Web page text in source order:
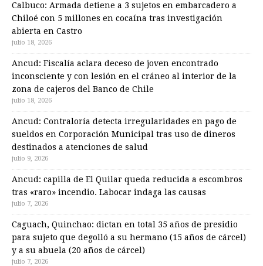
Calbuco: Armada detiene a 3 sujetos en embarcadero a
Chiloé con 5 millones en cocaína tras investigación
abierta en Castro
julio 18, 2026
Ancud: Fiscalía aclara deceso de joven encontrado
inconsciente y con lesión en el cráneo al interior de la
zona de cajeros del Banco de Chile
julio 18, 2026
Ancud: Contraloría detecta irregularidades en pago de
sueldos en Corporación Municipal tras uso de dineros
destinados a atenciones de salud
julio 9, 2026
Ancud: capilla de El Quilar queda reducida a escombros
tras «raro» incendio. Labocar indaga las causas
julio 7, 2026
Caguach, Quinchao: dictan en total 35 años de presidio
para sujeto que degolló a su hermano (15 años de cárcel)
y a su abuela (20 años de cárcel)
julio 7, 2026